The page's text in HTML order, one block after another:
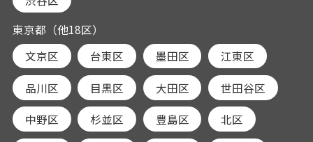
東京都（他18区）
文京区
台東区 墨田区 江東区
品川区 目黒区 大田区 世田谷区
中野区 杉並区 豊島区 北区